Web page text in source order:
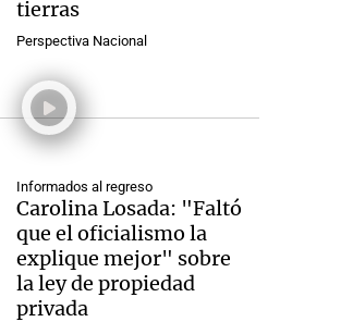
tierras
Perspectiva Nacional
Informados al regreso
Carolina Losada: "Faltó
que el oficialismo la
explique mejor" sobre
la ley de propiedad
privada
Cadena 3 en Groenlandia